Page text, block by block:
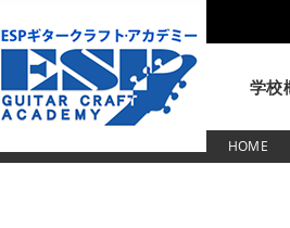
学校
HOME